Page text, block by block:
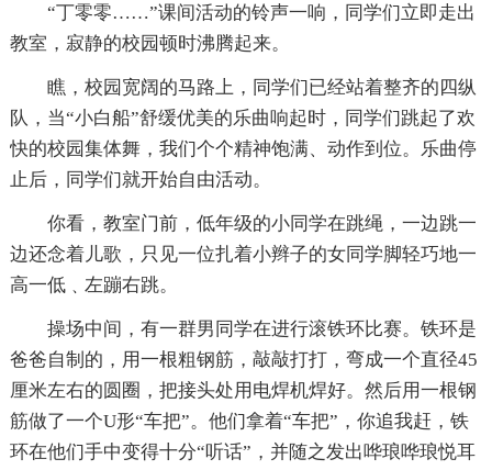
“丁零零……”课间活动的铃声一响，同学们立即走出
教室，寂静的校园顿时沸腾起来。
瞧，校园宽阔的马路上，同学们已经站着整齐的四纵
队，当“小白船”舒缓优美的乐曲响起时，同学们跳起了欢
快的校园集体舞，我们个个精神饱满、动作到位。乐曲停
止后，同学们就开始自由活动。
你看，教室门前，低年级的小同学在跳绳，一边跳一
边还念着儿歌，只见一位扎着小辫子的女同学脚轻巧地一
高一低﹑左蹦右跳。
操场中间，有一群男同学在进行滚铁环比赛。铁环是
爸爸自制的，用一根粗钢筋，敲敲打打，弯成一个直径45
厘米左右的圆圈，把接头处用电焊机焊好。然后用一根钢
筋做了一个U形“车把”。他们拿着“车把”，你追我赶，铁
环在他们手中变得十分“听话”，并随之发出哗琅哗琅悦耳